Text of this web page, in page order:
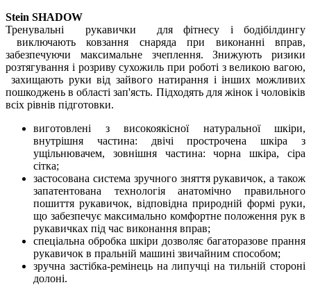
Stein SHADOW
Тренувальні рукавички для фітнесу і бодібілдингу
виключають ковзання снаряда при виконанні вправ,
забезпечуючи максимальне зчеплення. Знижують ризики
розтягування і розриву сухожиль при роботі з великою вагою,
захищають руки від зайвого натирання і інших можливих
пошкоджень в області зап'ясть. Підходять для жінок і чоловіків
всіх рівнів підготовки.
виготовлені з високоякісної натуральної шкіри,
внутрішня частина: двічі прострочена шкіра з
ущільнювачем, зовнішня частина: чорна шкіра, сіра
сітка;
застосована система зручного зняття рукавичок, а також
запатентована технологія анатомічно правильного
пошиття рукавичок, відповідна природній формі руки,
що забезпечує максимально комфортне положення рук в
рукавичках під час виконання вправ;
спеціальна обробка шкіри дозволяє багаторазове прання
рукавичок в пральній машині звичайним способом;
зручна застібка-ремінець на липучці на тильній стороні
долоні.